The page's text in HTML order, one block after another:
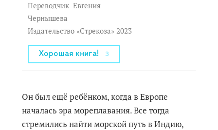
Переводчик Евгения
Чернышева
Издательство «Стрекоза» 2023
Хорошая книга! 3
Он был ещё ребёнком, когда в Европе
началась эра мореплавания. Все тогда
стремились найти морской путь в Индию,